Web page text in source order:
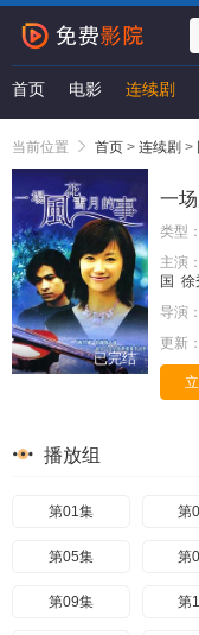
首页 电影 连续剧
当前位置 首页 > 连续剧 >
已完结
一
类型：
主演：
国 徐
导演：
更新：
播放组
第01集 第
第05集 第
第09集 第